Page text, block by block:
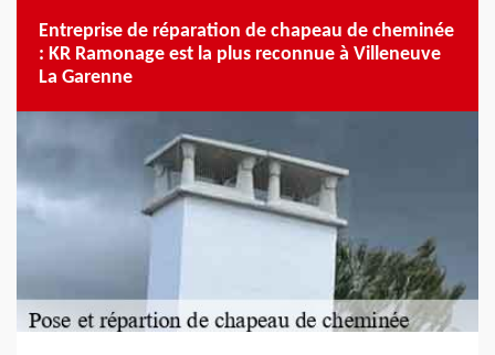
Entreprise de réparation de chapeau de cheminée
: KR Ramonage est la plus reconnue à Villeneuve
La Garenne